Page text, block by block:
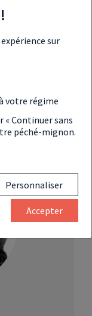
sur
votre régime
« Continuer sans
péché-mignon.
Personnaliser
Accepter